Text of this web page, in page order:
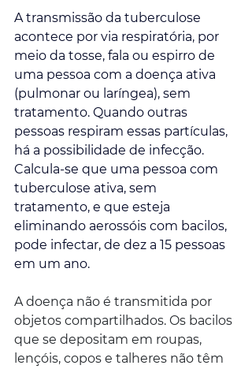
A transmissão da tuberculose
acontece por via respiratória, por
meio da tosse, fala ou espirro de
uma pessoa com a doença ativa
(pulmonar ou laríngea), sem
tratamento. Quando outras
pessoas respiram essas partículas,
há a possibilidade de infecção.
Calcula-se que uma pessoa com
tuberculose ativa, sem
tratamento, e que esteja
eliminando aerossóis com bacilos,
pode infectar, de dez a 15 pessoas
em um ano.
A doença não é transmitida por
objetos compartilhados. Os bacilos
que se depositam em roupas,
lençóis, copos e talheres não têm